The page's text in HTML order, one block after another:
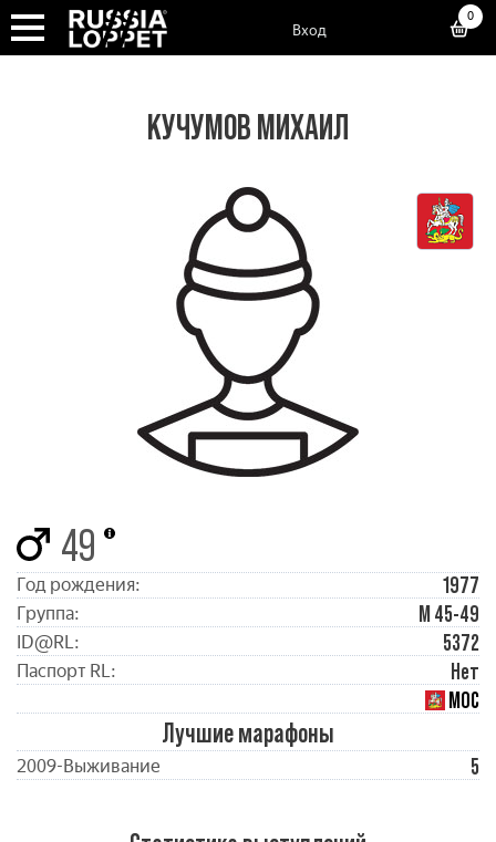
Вход
0
КУЧУМОВ МИХАИЛ
49
Год рождения: 1977
Группа: М 45-49
ID@RL: 5372
Паспорт RL:
Нет
МОС
Лучшие марафоны
2009-Выживание 5